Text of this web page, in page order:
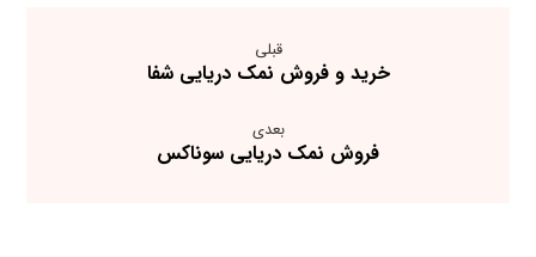
قبلی
خرید و فروش نمک دریایی شفا
بعدی
فروش نمک دریایی سوناکس